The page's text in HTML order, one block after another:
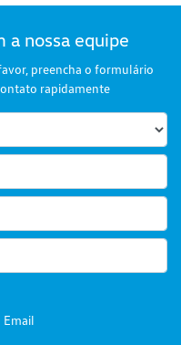
a nossa equipe
preencha o formulário
rapidamente
Email